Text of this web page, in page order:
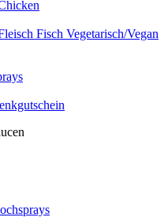
Fisch Vegetarisch/Vegan